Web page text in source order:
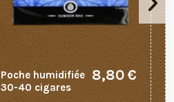
Poche humidifiée
30-40 cigares
8,80 €